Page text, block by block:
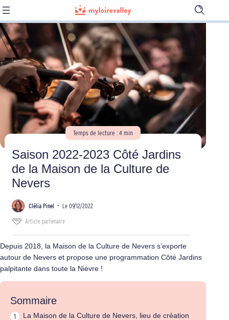
Ouvrir
la
Temps de lecture : 4 min
Saison 2022-2023 Côté Jardins
de la Maison de la Culture de
Nevers
Clélia Pinel • Le 09/12/2022
Article partenaire
Depuis 2018, la Maison de la Culture de Nevers s’exporte
autour de Nevers et propose une programmation Côté Jardins
palpitante dans toute la Nièvre !
Sommaire
La Maison de la Culture de Nevers, lieu de création